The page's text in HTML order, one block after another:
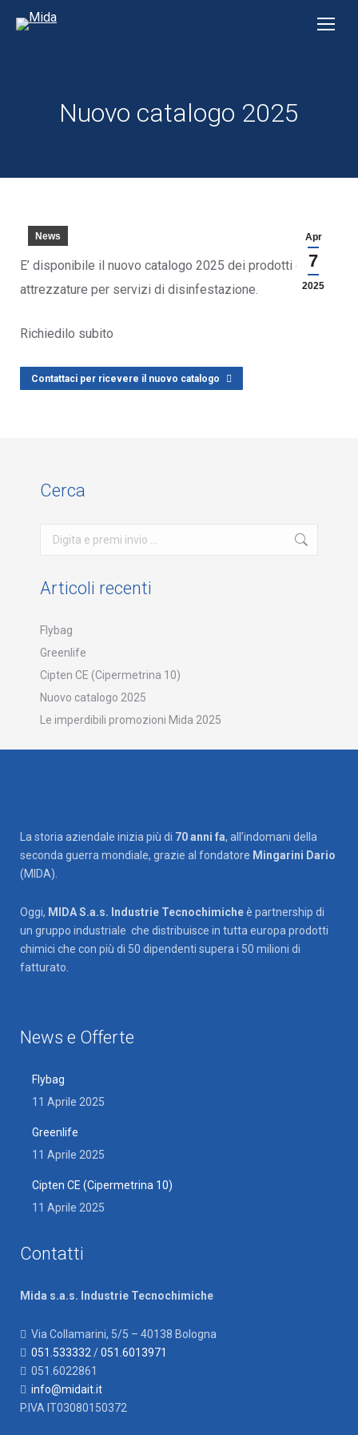
Nuovo catalogo 2025
Apr
7
2025
News
E’ disponibile il nuovo catalogo 2025 dei prodotti e
attrezzature per servizi di disinfestazione.
Richiedilo subito
Contattaci per ricevere il nuovo catalogo
Cerca
Articoli recenti
Flybag
Greenlife
Cipten CE (Cipermetrina 10)
Nuovo catalogo 2025
Le imperdibili promozioni Mida 2025
La storia aziendale inizia più di 70 anni fa, all’indomani della
seconda guerra mondiale, grazie al fondatore Mingarini Dario
(MIDA).
Oggi, MIDA S.a.s. Industrie Tecnochimicheè partnership di
un gruppo industriale che distribuisce in tutta europa prodotti
chimici che con più di 50 dipendenti supera i 50 milioni di
fatturato.
News e Offerte
Flybag
11 Aprile 2025
Greenlife
11 Aprile 2025
Cipten CE (Cipermetrina 10)
11 Aprile 2025
Contatti
Mida s.a.s. Industrie Tecnochimiche
Via Collamarini, 5/5 – 40138 Bologna
051.533332 /051.6013971
051.6022861
info@midait.it
P.IVA IT03080150372